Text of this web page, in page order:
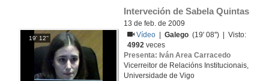
19' 12''
Interveción de Sabela Quintas
13 de feb. de 2009
Vídeo
|Galego (19' 08'') | Visto:
4992 veces
Presenta: Iván Area Carracedo
Vicerreitor de Relacións Institucionais,
Universidade de Vigo